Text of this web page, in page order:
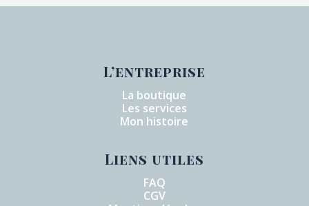
L’entreprise
La boutique
Les services
Mon histoire
Liens utiles
FAQ
CGV